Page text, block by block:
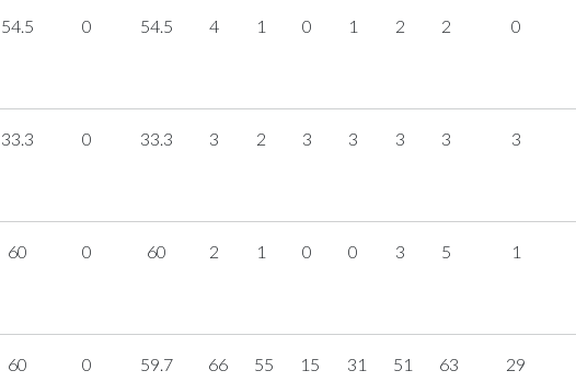
54.5 0 54.5 4 1 0 1 2 2 0
33.3 0 33.3 3 2 3 3 3 3 3
60 0 60 2 1 0 0 3 5 1
60 0 59.7 66 55 15 31 51 63 29